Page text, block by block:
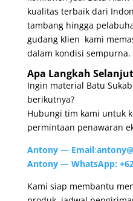
kualitas terbaik dari
tambang hingga
gudang klien kami
dalam kondisi sempurna.
Apa Langkah
Ingin material Batu
berikutnya?
Hubungi tim kami untuk
permintaan penawaran
Antony — Email:
Antony — WhatsApp:
Kami siap membantu